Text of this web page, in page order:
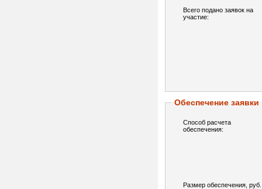
Всего подано заявок на
участие:
Обеспечение заявки
Способ расчета
обеспечения:
Размер обеспечения,